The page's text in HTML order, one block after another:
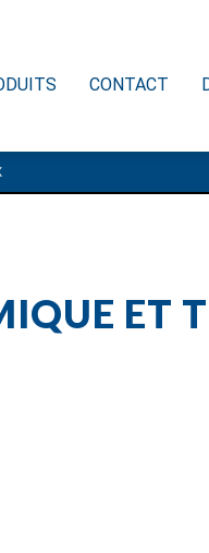
CONTACT
ET